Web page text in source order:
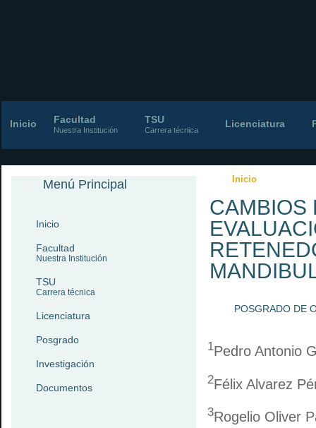
Inicio Facultad
Nuestra Institución
TSU
Carrera técnica
Licenciatura
Inicio
FIJOS
CAMBIOS
POSGRADO DE
1Pedro Antonio
2Félix Alvarez
3Rogelio Oliver
Menú Principal
Inicio
Facultad
Nuestra Institución
TSU
Carrera técnica
Licenciatura
Posgrado
Investigación
Documentos